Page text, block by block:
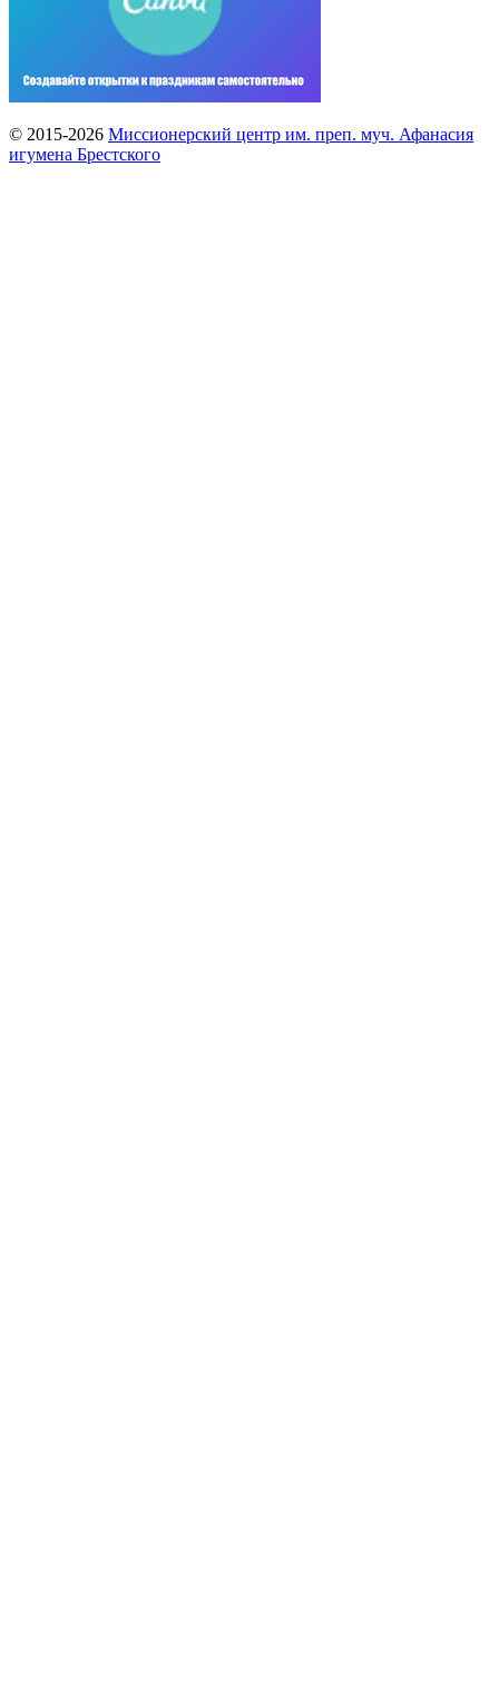
© 2015-2026 Миссионерский центр им. преп. муч. Афанасия
игумена Брестского